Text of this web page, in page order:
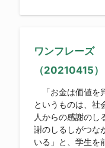
ワンフレー
（20210415）
「お金は価値を
というものは、社
人からの感謝のし
謝のしるしがつな
いる」と、学生を